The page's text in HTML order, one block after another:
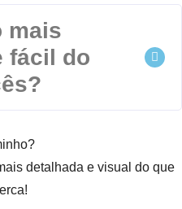
mais
fácil do
detalhada e visual do que